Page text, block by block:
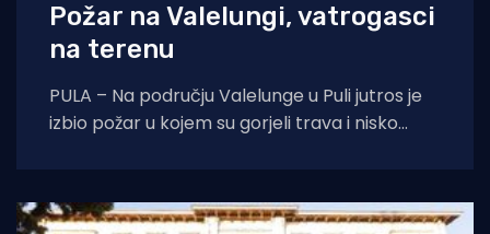
Požar na Valelungi, vatrogasci
na terenu
PULA – Na području Valelunge u Puli jutros je
izbio požar u kojem su gorjeli trava i nisko